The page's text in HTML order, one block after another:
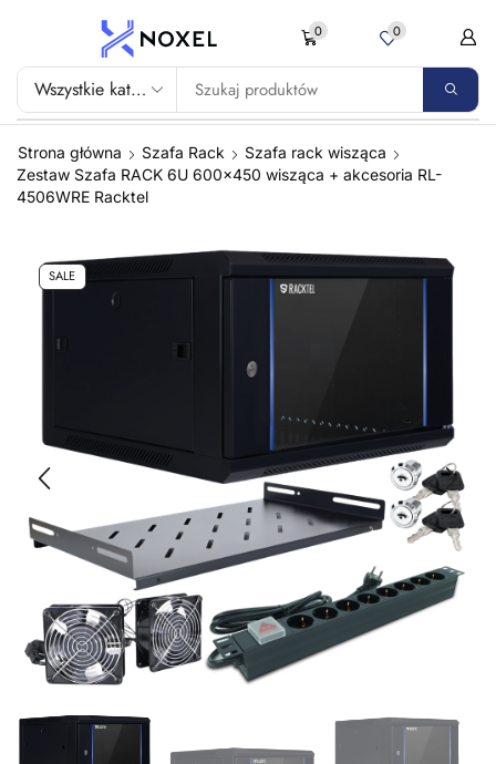
0 0
Strona główna Szafa Rack
Szafa rack wisząca
Zestaw Szafa RACK 6U 600×450 wisząca + akcesoria RL-
4506WRE Racktel
SALE